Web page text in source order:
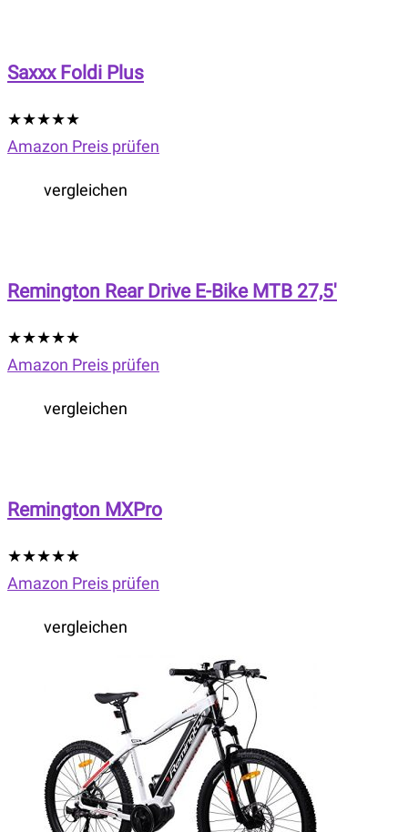
Saxxx Foldi Plus
★★★★★
Amazon Preis prüfen
vergleichen
Remington Rear Drive E-Bike MTB 27,5′
★★★★★
Amazon Preis prüfen
vergleichen
Remington MXPro
★★★★★
Amazon Preis prüfen
vergleichen